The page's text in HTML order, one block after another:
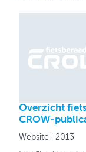
Overzicht
CROW-
Website 2013